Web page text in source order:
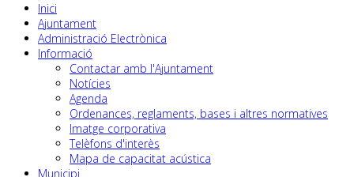
Inici
Ajuntament
Administració Electrònica
Informació
Contactar amb l'Ajuntament
Notícies
Agenda
Ordenances, reglaments, bases i altres normatives
Imatge corporativa
Telèfons d'interès
Mapa de capacitat acústica
Municipi